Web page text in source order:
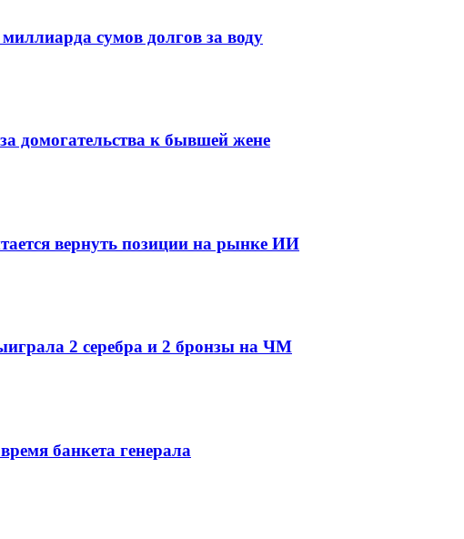
сумов долгов за воду
домогательства к бывшей жене
вернуть позиции на рынке ИИ
2 серебра и 2 бронзы на ЧМ
банкета генерала